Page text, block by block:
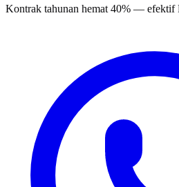
Kontrak tahunan hemat 40% — efektif